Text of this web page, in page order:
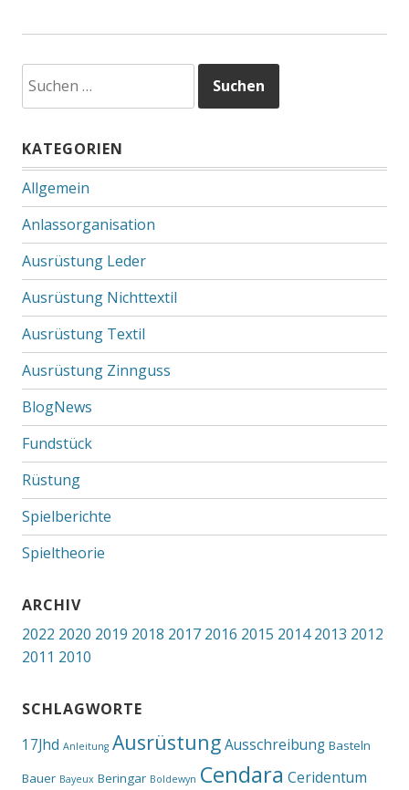
nach:
KATEGORIEN
Allgemein
Anlassorganisation
Ausrüstung Leder
Ausrüstung Nichttextil
Ausrüstung Textil
Ausrüstung Zinnguss
BlogNews
Fundstück
Rüstung
Spielberichte
Spieltheorie
ARCHIV
2022 2020 2019 2018 2017 2016 2015 2014 2013 2012
2011 2010
SCHLAGWORTE
17Jhd Anleitung Ausrüstung Ausschreibung Basteln
Bauer Bayeux Beringar Boldewyn Cendara Ceridentum